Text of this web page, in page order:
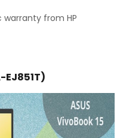
from HP
EJ851T)